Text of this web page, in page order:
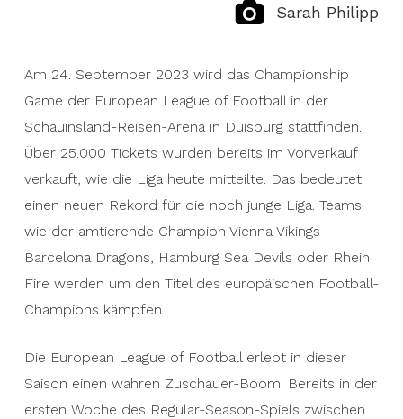
Sarah Philipp
Am 24. September 2023 wird das Championship
Game der European League of Football in der
Schauinsland-Reisen-Arena in Duisburg stattfinden.
Über 25.000 Tickets wurden bereits im Vorverkauf
verkauft, wie die Liga heute mitteilte. Das bedeutet
einen neuen Rekord für die noch junge Liga. Teams
wie der amtierende Champion Vienna Vikings
Barcelona Dragons, Hamburg Sea Devils oder Rhein
Fire werden um den Titel des europäischen Football-
Champions kämpfen.
Die European League of Football erlebt in dieser
Saison einen wahren Zuschauer-Boom. Bereits in der
ersten Woche des Regular-Season-Spiels zwischen